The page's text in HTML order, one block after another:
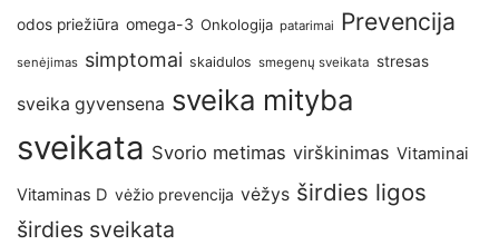
odos priežiūra omega-3 Onkologija patarimai Prevencija
senėjimas simptomai skaidulos smegenų sveikata stresas
sveika gyvensena sveika mityba
sveikata Svorio metimas virškinimas Vitaminai
Vitaminas D vėžio prevencija vėžys širdies ligos
širdies sveikata